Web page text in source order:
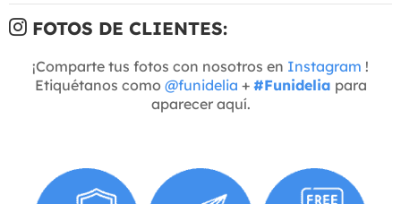
FOTOS DE CLIENTES:
¡Comparte tus fotos con nosotros en Instagram !
Etiquétanos como @funidelia + #Funidelia para
aparecer aquí.